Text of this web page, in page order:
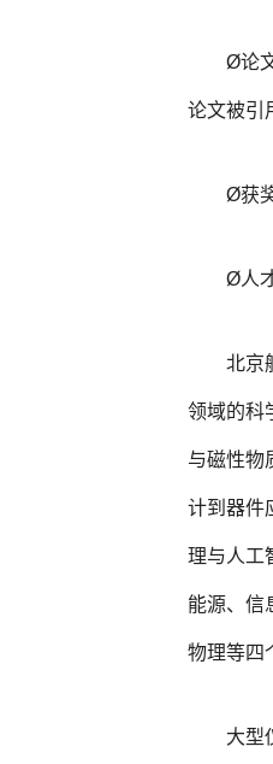
Ø论
论文被引
Ø获
Ø人
北京
领域的科
与磁性物
计到器件
理与人工
能源、信
物理等四
大型